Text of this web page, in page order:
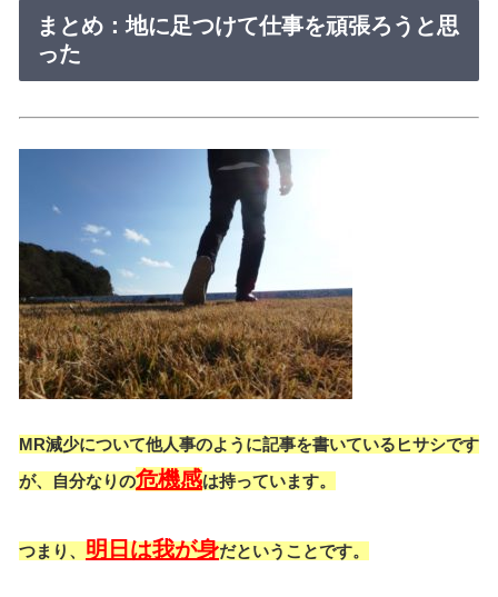
まとめ：地に足つけて仕事を頑張ろうと思
った
MR減少について他人事のように記事を書いているヒサシです
が、自分なりの危機感は持っています。
つまり、 明日は我が身だということです。